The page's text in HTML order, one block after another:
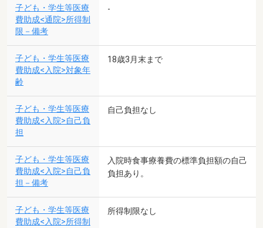
子ども・学生等医療
費助成<通院>所得制
限－備考
-
子ども・学生等医療
費助成<入院>対象年
齢
18歳3月末まで
子ども・学生等医療
費助成<入院>自己負
担
自己負担なし
子ども・学生等医療
費助成<入院>自己負
担－備考
入院時食事療養費の標準負担額の自己
負担あり。
子ども・学生等医療
費助成<入院>所得制
所得制限なし